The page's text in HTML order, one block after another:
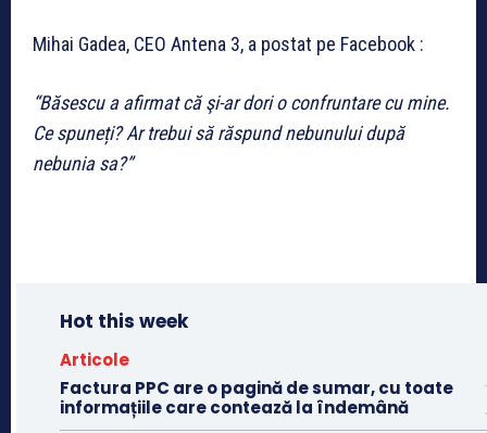
Mihai Gadea, CEO Antena 3, a postat pe Facebook :
“Băsescu a afirmat că şi-ar dori o confruntare cu mine.
Ce spuneți? Ar trebui să răspund nebunului după
nebunia sa?”
Hot this week
Articole
Factura PPC are o pagină de sumar, cu toate
informațiile care contează la îndemână